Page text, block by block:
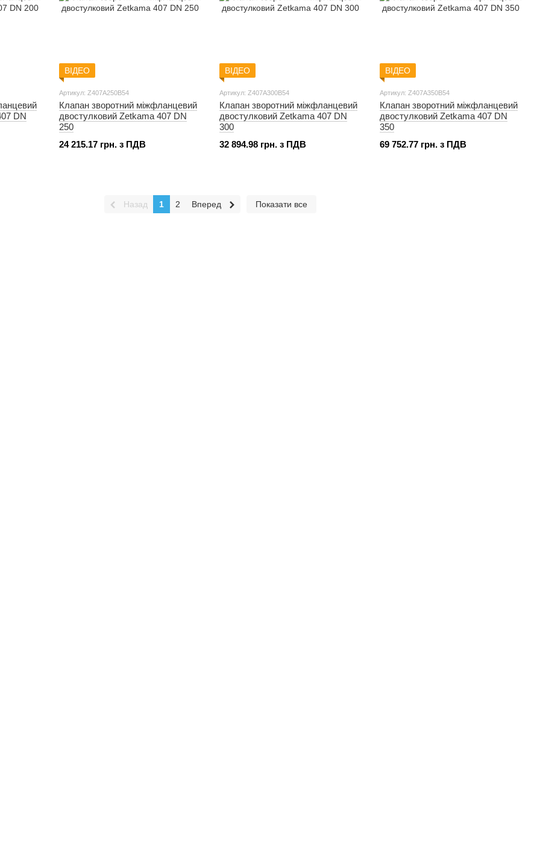
DN
ВІДЕО
Артикул: Z407A250B54
Клапан зворотний міжфланцевий
двостулковий Zetkama 407 DN
250
24 215.17 грн. з ПДВ
ВІДЕО
Артикул: Z407A300B54
Клапан зворотний міжфланцевий
двостулковий Zetkama 407 DN
300
32 894.98 грн. з ПДВ
ВІДЕО
Артикул: Z407A350B54
Клапан зворотний міжфланцевий
двостулковий Zetkama 407 DN
350
69 752.77 грн. з ПДВ
Назад 1 2 Вперед Показати все